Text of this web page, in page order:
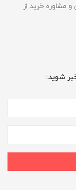
و مشاوره خرید از
شوید: